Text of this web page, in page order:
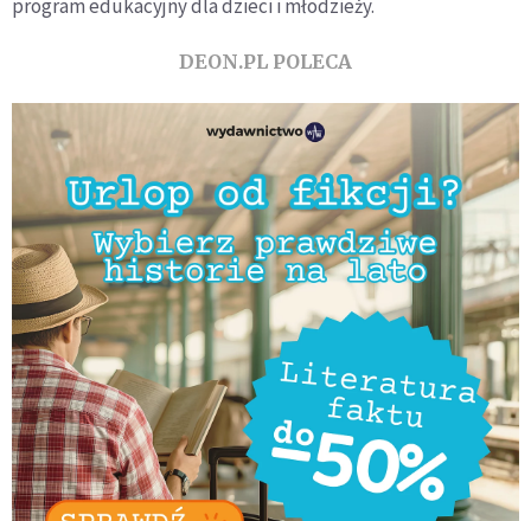
program edukacyjny dla dzieci i młodzieży.
DEON.PL POLECA